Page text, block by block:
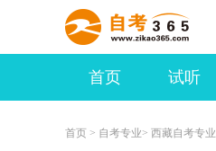
首页 试听
首页 > 自考专业> 西藏自考专业